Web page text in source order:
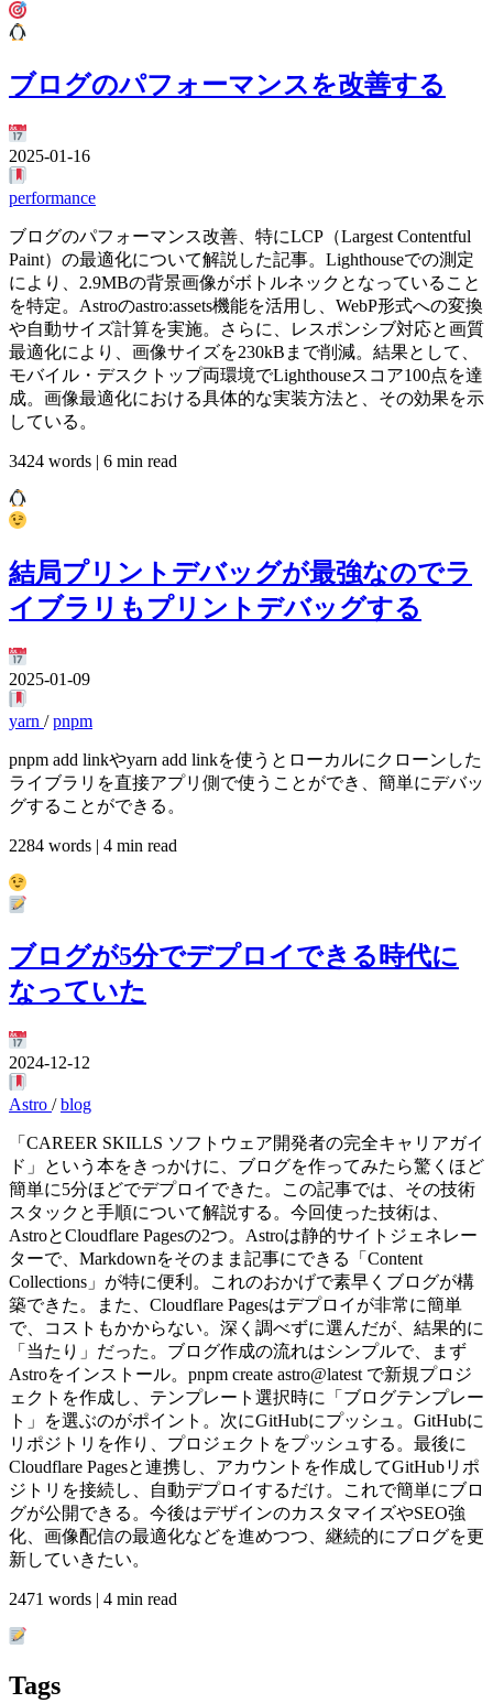
ブログのパフォーマンスを改善する
2025-01-16
performance
ブログのパフォーマンス改善、特にLCP（Largest Contentful
Paint）の最適化について解説した記事。Lighthouseでの測定
により、2.9MBの背景画像がボトルネックとなっていること
を特定。Astroのastro:assets機能を活用し、WebP形式への変換
や自動サイズ計算を実施。さらに、レスポンシブ対応と画質
最適化により、画像サイズを230kBまで削減。結果として、
モバイル・デスクトップ両環境でLighthouseスコア100点を達
成。画像最適化における具体的な実装方法と、その効果を示
している。
3424 words | 6 min read
結局プリントデバッグが最強なのでラ
イブラリもプリントデバッグする
2025-01-09
yarn / pnpm
pnpm add linkやyarn add linkを使うとローカルにクローンした
ライブラリを直接アプリ側で使うことができ、簡単にデバッ
グすることができる。
2284 words | 4 min read
ブログが5分でデプロイできる時代に
なっていた
2024-12-12
Astro / blog
「CAREER SKILLS ソフトウェア開発者の完全キャリアガイ
ド」という本をきっかけに、ブログを作ってみたら驚くほど
簡単に5分ほどでデプロイできた。この記事では、その技術
スタックと手順について解説する。今回使った技術は、
AstroとCloudflare Pagesの2つ。Astroは静的サイトジェネレー
ターで、Markdownをそのまま記事にできる「Content
Collections」が特に便利。これのおかげで素早くブログが構
築できた。また、Cloudflare Pagesはデプロイが非常に簡単
で、コストもかからない。深く調べずに選んだが、結果的に
「当たり」だった。ブログ作成の流れはシンプルで、まず
Astroをインストール。pnpm create astro@latest で新規プロジ
ェクトを作成し、テンプレート選択時に「ブログテンプレー
ト」を選ぶのがポイント。次にGitHubにプッシュ。GitHubに
リポジトリを作り、プロジェクトをプッシュする。最後に
Cloudflare Pagesと連携し、アカウントを作成してGitHubリポ
ジトリを接続し、自動デプロイするだけ。これで簡単にブロ
グが公開できる。今後はデザインのカスタマイズやSEO強
化、画像配信の最適化などを進めつつ、継続的にブログを更
新していきたい。
2471 words | 4 min read
Tags